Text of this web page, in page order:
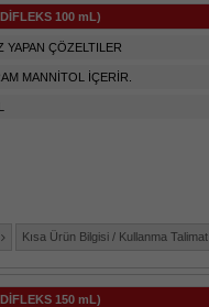
100 mL)
YAPAN ÇÖZELTILER
MANNİTOL İÇERİR.
Kısa Ürün Bilgisi / Kullanma
150 mL)